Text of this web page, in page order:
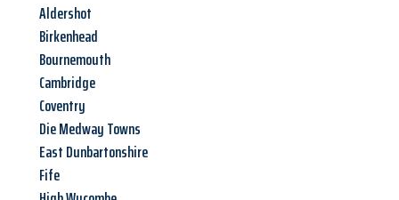
Aldershot
Birkenhead
Bournemouth
Cambridge
Coventry
Die Medway Towns
East Dunbartonshire
Fife